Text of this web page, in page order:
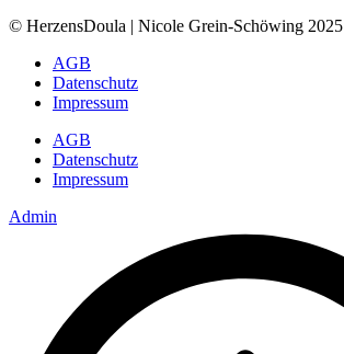
© HerzensDoula | Nicole Grein-Schöwing 2025
AGB
Datenschutz
Impressum
AGB
Datenschutz
Impressum
Admin